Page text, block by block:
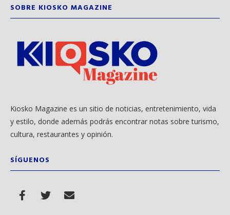
SOBRE KIOSKO MAGAZINE
Kiosko Magazine es un sitio de noticias, entretenimiento, vida
y estilo, donde además podrás encontrar notas sobre turismo,
cultura, restaurantes y opinión.
SÍGUENOS